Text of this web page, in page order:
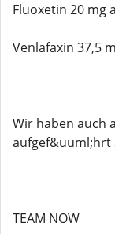
Fluoxetin 20 mg
Venlafaxin 37,5
Wir haben auch
aufgef&uuml;hrt
TEAM NOW